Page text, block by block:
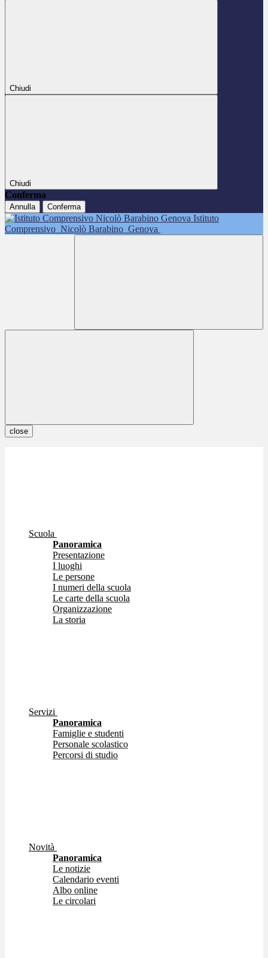
Chiudi
Chiudi
Conferma
Annulla Conferma
Istituto
Comprensivo Nicolò Barabino Genova
close
Scuola
Panoramica
Presentazione
I luoghi
Le persone
I numeri della scuola
Le carte della scuola
Organizzazione
La storia
Servizi
Panoramica
Famiglie e studenti
Personale scolastico
Percorsi di studio
Novità
Panoramica
Le notizie
Calendario eventi
Albo online
Le circolari